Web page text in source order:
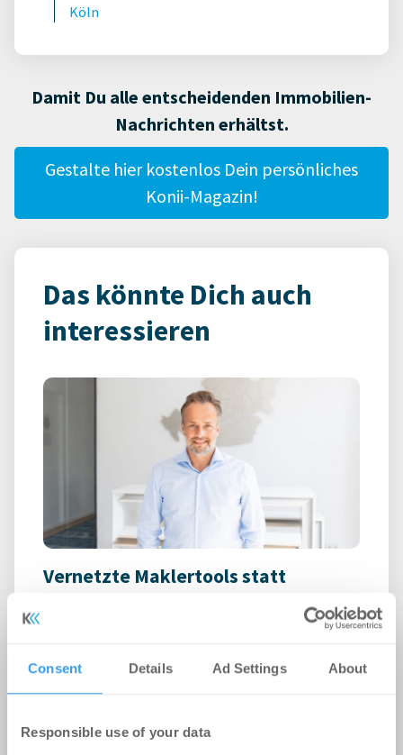
Consent Details Ad Settings About
Responsible use of your data
Köln
Damit Du alle entscheidenden Immobilien-
Nachrichten erhältst.
Gestalte hier kostenlos Dein persönliches
Konii-Magazin!
Das könnte Dich auch
interessieren
Vernetzte Maklertools statt
Login für den ganzen Artikel Wenn noch nicht
registriert, erstellen Sie sich jetzt Ihren